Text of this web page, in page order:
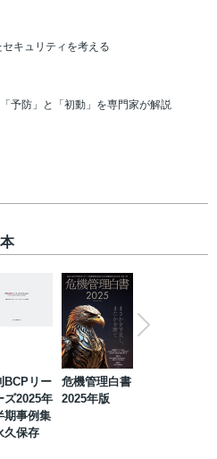
キュリティを考える
予防」と「初動」を専門家が解説
BCPリー
ズ2025年
期事例集
久保存
危機管理白書
2025年版